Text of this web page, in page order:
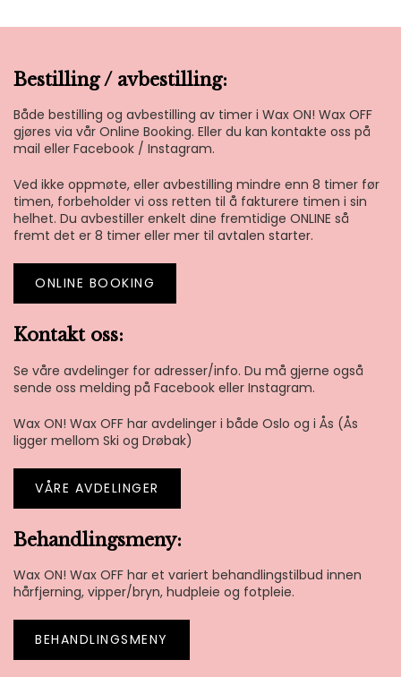
Bestilling / avbestilling:
Både bestilling og avbestilling av timer i Wax ON! Wax OFF
gjøres via vår Online Booking. Eller du kan kontakte oss på
mail eller Facebook / Instagram.
Ved ikke oppmøte, eller avbestilling mindre enn 8 timer før
timen, forbeholder vi oss retten til å fakturere timen i sin
helhet. Du avbestiller enkelt dine fremtidige ONLINE så
fremt det er 8 timer eller mer til avtalen starter.
ONLINE BOOKING
Kontakt oss:
Se våre avdelinger for adresser/info. Du må gjerne også
sende oss melding på Facebook eller Instagram.
Wax ON! Wax OFF har avdelinger i både Oslo og i Ås (Ås
ligger mellom Ski og Drøbak)
VÅRE AVDELINGER
Behandlingsmeny:
Wax ON! Wax OFF har et variert behandlingstilbud innen
hårfjerning, vipper/bryn, hudpleie og fotpleie.
BEHANDLINGSMENY